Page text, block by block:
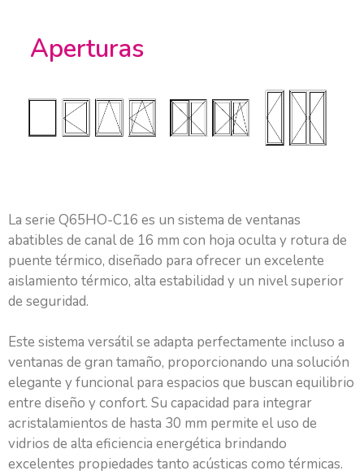
Aperturas
La serie Q65HO-C16 es un sistema de ventanas
abatibles de canal de 16 mm con hoja oculta y rotura de
puente térmico, diseñado para ofrecer un excelente
aislamiento térmico, alta estabilidad y un nivel superior
de seguridad.
Este sistema versátil se adapta perfectamente incluso a
ventanas de gran tamaño, proporcionando una solución
elegante y funcional para espacios que buscan equilibrio
entre diseño y confort. Su capacidad para integrar
acristalamientos de hasta 30 mm permite el uso de
vidrios de alta eficiencia energética brindando
excelentes propiedades tanto acústicas como térmicas.